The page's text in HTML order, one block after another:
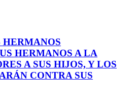
HERMANOS
HERMANOS A LA
A SUS HIJOS, Y LOS
CONTRA SUS